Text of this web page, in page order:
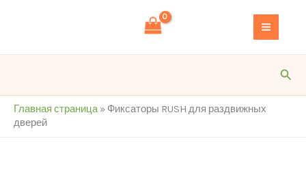
Главная страница» Фиксаторы RUSH для раздвижных
дверей
h